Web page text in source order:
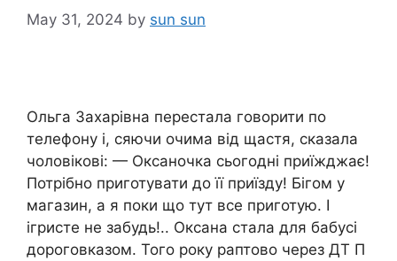
May 31, 2024 by sun sun
Ольга Захарівна перестала говорити по
телефону і, сяючи очима від щастя, сказала
чоловікові: — Оксаночка сьогодні приїжджає!
Потрібно приготувати до її приїзду! Бігом у
магазин, а я поки що тут все приготую. І
ігристе не забудь!.. Оксана стала для бабусі
дороговказом. Того року раптово через ДТ П